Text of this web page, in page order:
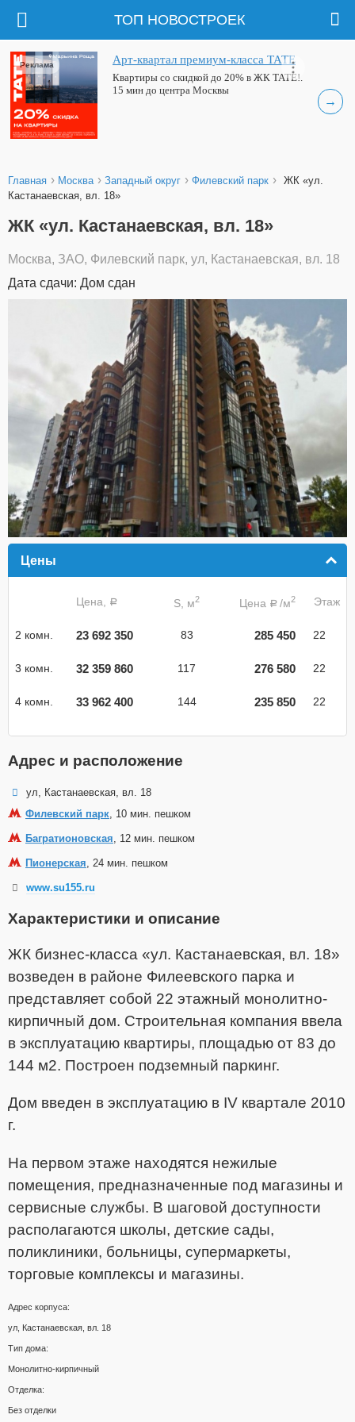
ТОП НОВОСТРОЕК
→
Арт-квартал премиум-класса ТАТЕ
Квартиры со скидкой до 20% в ЖК ТАТЕ!.
15 мин до центра Москвы
Реклама
Главная › Москва › Западный округ › Филевский парк › ЖК «ул.
Кастанаевская, вл. 18»
ЖК «ул. Кастанаевская, вл. 18»
Москва, ЗАО, Филевский парк, ул, Кастанаевская, вл. 18
Дата сдачи: Дом сдан
Цены
Цена, a S, м2 Цена a /м2 Этаж
2 комн. 23 692 350 83 285 450 22
3 комн. 32 359 860 117 276 580 22
4 комн. 33 962 400 144 235 850 22
Адрес и расположение
ул, Кастанаевская, вл. 18
Филевский парк, 10 мин. пешком
Багратионовская, 12 мин. пешком
Пионерская, 24 мин. пешком
www.su155.ru
Характеристики и описание
ЖК бизнес-класса «ул. Кастанаевская, вл. 18»
возведен в районе Филеевского парка и
представляет собой 22 этажный монолитно-
кирпичный дом. Строительная компания ввела
в эксплуатацию квартиры, площадью от 83 до
144 м2. Построен подземный паркинг.
Дом введен в эксплуатацию в IV квартале 2010
г.
На первом этаже находятся нежилые
помещения, предназначенные под магазины и
сервисные службы. В шаговой доступности
располагаются школы, детские сады,
поликлиники, больницы, супермаркеты,
торговые комплексы и магазины.
Адрес корпуса:
ул, Кастанаевская, вл. 18
Тип дома:
Монолитно-кирпичный
Отделка:
Без отделки